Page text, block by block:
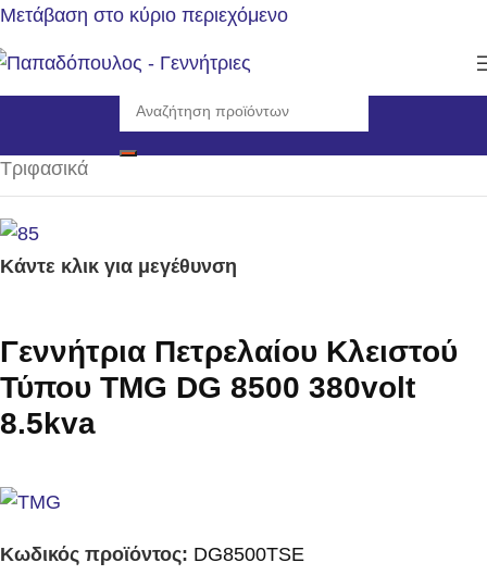
Μετάβαση στο κύριο περιεχόμενο
Αρχική σελίδα/Γεννήτριες/Η/Ζ πετρελαίου 3000rpm
Τριφασικά
Κάντε κλικ για μεγέθυνση
Γεννήτρια Πετρελαίου Κλειστού
Τύπου TMG DG 8500 380volt
8.5kva
Κωδικός προϊόντος: DG8500TSE